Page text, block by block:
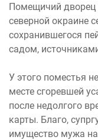
Помещичий
северной окраине
сохранившегося
садом,
У этого поместья
месте сгоревшей
после недолгого
карты. Благо,
имущество мужа на